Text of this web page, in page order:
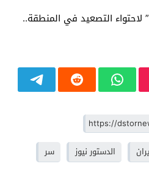
لاحتواء التصعيد في المنطقة..
الدستور نيوز سر